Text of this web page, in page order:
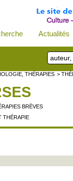
Actualités
THÉRAPIES >
BRÈVES
THÉRAPIE